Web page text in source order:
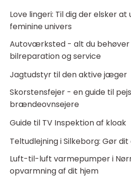
Love lingeri: Til dig der elsker
feminine univers
Autoværksted - alt du behøver
bilreparation og service
Jagtudstyr til den aktive jæger
Skorstensfejer - en guide til
brændeovnsejere
Guide til TV Inspektion af kloak
Teltudlejning i Silkeborg: Gør
Luft-til-luft varmepumper i
opvarmning af dit hjem